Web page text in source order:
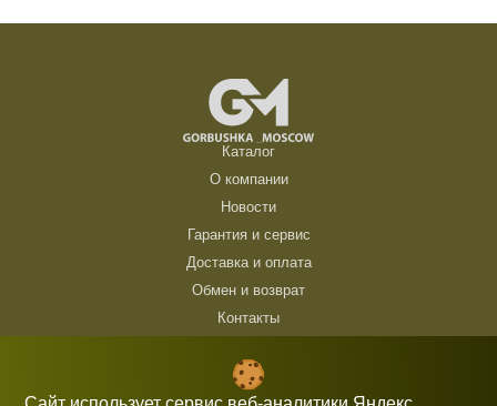
Каталог
О компании
Новости
Гарантия и сервис
Доставка и оплата
Обмен и возврат
Контакты
10:00 — 21:00 без выходных